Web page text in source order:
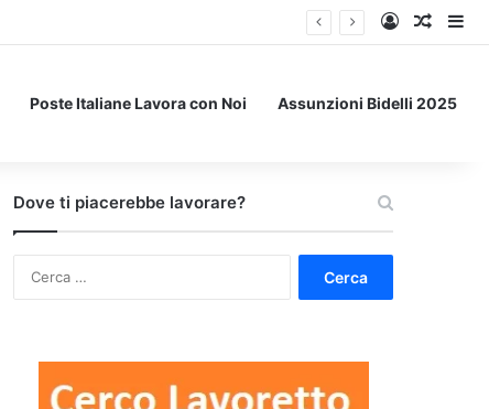
Accedi
Un
Poste Italiane Lavora con Noi Assunzioni Bidelli 2025
Dove ti piacerebbe lavorare?